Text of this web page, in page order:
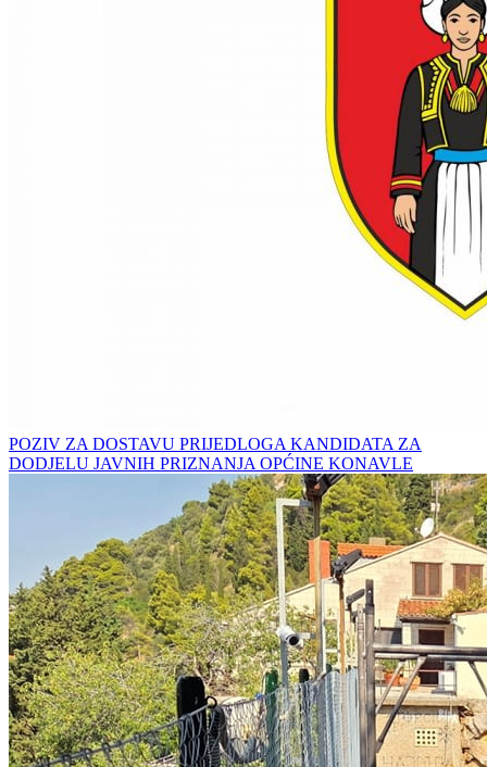
POZIV ZA DOSTAVU PRIJEDLOGA KANDIDATA ZA
DODJELU JAVNIH PRIZNANJA OPĆINE KONAVLE